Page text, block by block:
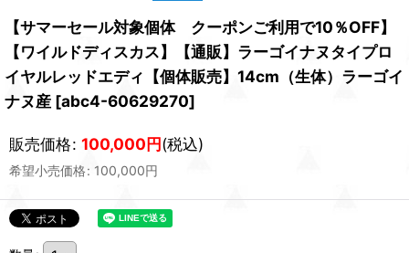
【サマーセール対象個体 クーポンご利用で10％OFF】
【ワイルドディスカス】【通販】ラーゴイナヌタイプロ
イヤルレッドエディ【個体販売】14cm（生体）ラーゴイ
ナヌ産 [abc4-60629270]
販売価格: 100,000円(税込)
希望小売価格: 100,000円